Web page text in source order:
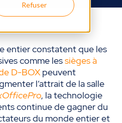
Refuser
entier constatent que les
comme lessièges à
D-BOXpeuvent
l’attrait de la salle
, la technologie
continue de gagner du
du monde entier et